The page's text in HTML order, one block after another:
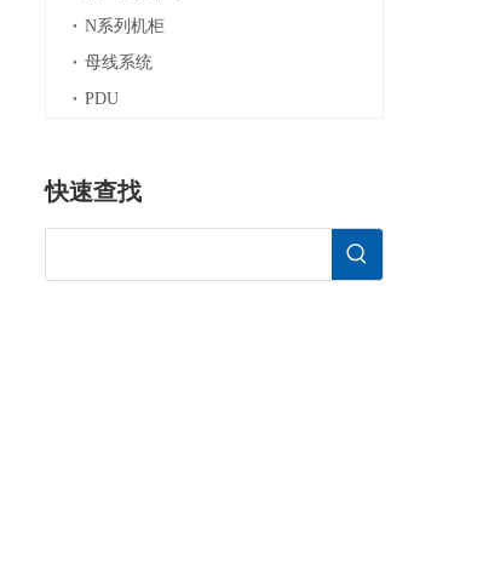
N系列机柜
母线系统
PDU
快速查找